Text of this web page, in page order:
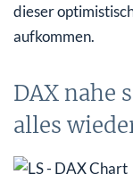
dieser
aufkommen.
DAX nahe
alles